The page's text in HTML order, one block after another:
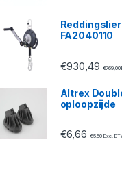
FA2040110
€930,49 €769,00
Altrex
oploopzijde
€6,66 €5,50 Excl.